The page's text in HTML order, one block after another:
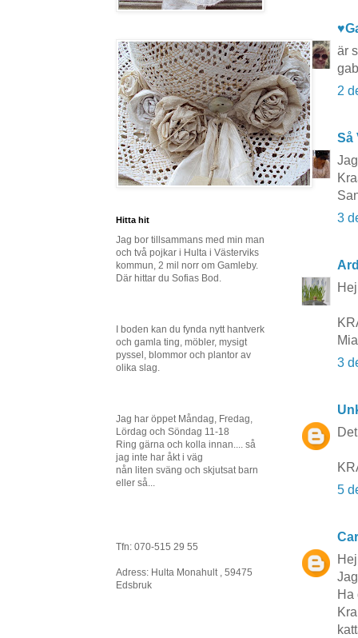
är
2
Så
3
Mia
3
5
Ha
Hitta hit
Jag bor tillsammans med min man
och två pojkar i Hulta i Västerviks
kommun, 2 mil norr om Gamleby.
Där hittar du Sofias Bod.
I boden kan du fynda nytt hantverk
och gamla ting, möbler, mysigt
pyssel, blommor och plantor av
olika slag.
Jag har öppet Måndag, Fredag,
Lördag och Söndag 11-18
Ring gärna och kolla innan.... så
jag inte har åkt i väg
nån liten sväng och skjutsat barn
eller så...
Tfn: 070-515 29 55
Adress: Hulta Monahult , 59475
Edsbruk